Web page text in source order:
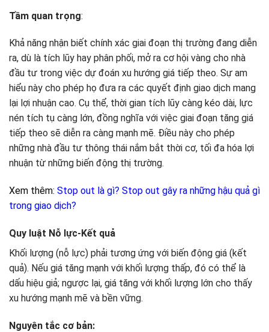
Tầm quan trọng:
Khả năng nhận biết chính xác giai đoạn thị trường đang diễn
ra, dù là tích lũy hay phân phối, mở ra cơ hội vàng cho nhà
đầu tư trong việc dự đoán xu hướng giá tiếp theo. Sự am
hiểu này cho phép họ đưa ra các quyết định giao dịch mang
lại lợi nhuận cao. Cụ thể, thời gian tích lũy càng kéo dài, lực
nén tích tụ càng lớn, đồng nghĩa với việc giai đoạn tăng giá
tiếp theo sẽ diễn ra càng mạnh mẽ. Điều này cho phép
những nhà đầu tư thông thái nắm bắt thời cơ, tối đa hóa lợi
nhuận từ những biến động thị trường.
Xem thêm: Stop out là gì? Stop out gây ra những hậu quả gì
trong giao dịch?
Quy luật Nỗ lực-Kết quả
Khối lượng (nỗ lực) phải tương ứng với biến động giá (kết
quả). Nếu giá tăng mạnh với khối lượng thấp, đó có thể là
dấu hiệu giả; ngược lại, giá tăng với khối lượng lớn cho thấy
xu hướng mạnh mẽ và bền vững.
Nguyên tắc cơ bản: